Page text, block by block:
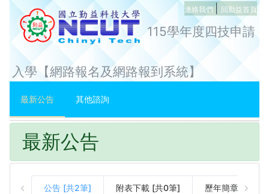
連絡我們 | 回勤益首頁
115學年度四技申請
入學【網路報名及網路報到系統】
最新公告 其他諮詢
最新公告
公告 [共2筆] 附表下載 [共0筆] 歷年簡章 [共0筆]